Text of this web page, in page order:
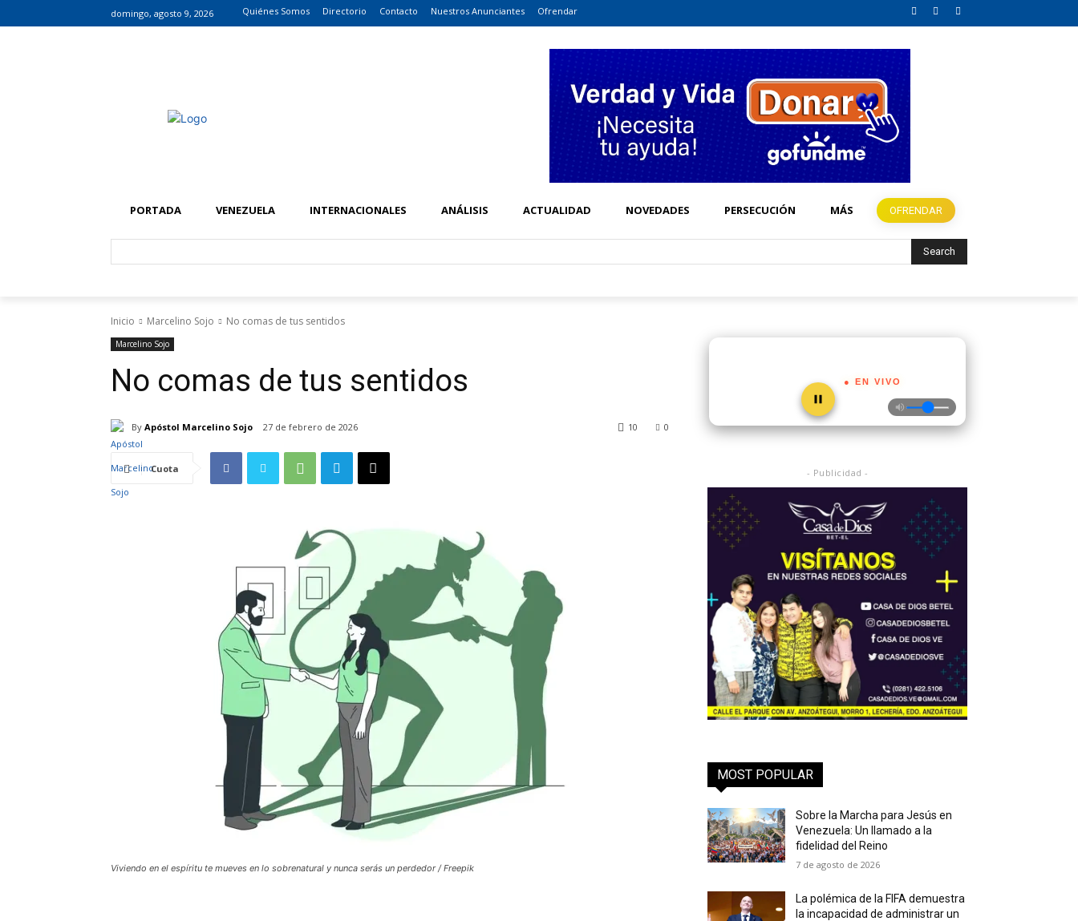
domingo, agosto 9, 2026 Quiénes Somos Directorio Contacto Nuestros Anunciantes Ofrendar
PORTADA VENEZUELA INTERNACIONALES ANÁLISIS ACTUALIDAD NOVEDADES PERSECUCIÓN MÁS OFRENDAR
Search
Inicio Marcelino Sojo No comas de tus sentidos
Marcelino Sojo
No comas de tus sentidos
By Apóstol Marcelino Sojo 27 de febrero de 2026 0
10
Cuota
Viviendo en el espíritu te mueves en lo sobrenatural y nunca serás un perdedor / Freepik
● EN VIVO
- Publicidad -
MOST POPULAR
Sobre la Marcha para Jesús en
Venezuela: Un llamado a la
fidelidad del Reino
7 de agosto de 2026
La polémica de la FIFA demuestra
la incapacidad de administrar un